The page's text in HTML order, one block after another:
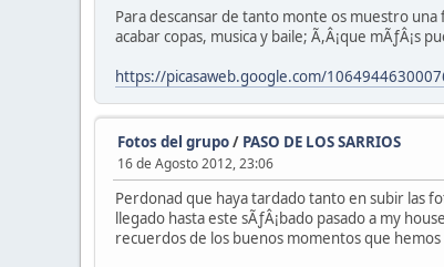
Para descansar de tanto monte os muestro
acabar copas, musica y baile; Ã,Â¡que
https://picasaweb.google.com/
Fotos del grupo/ PASO DE LOS SARRIOS
16 de Agosto 2012, 23:06
Perdonad que haya tardado tanto en subir las
llegado hasta este sÃƒÂ¡bado pasado a my
recuerdos de los buenos momentos que hemos